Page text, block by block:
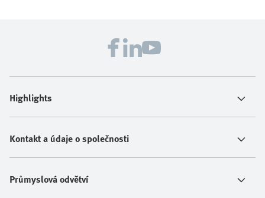
Highlights
Kontakt a údaje o společnosti
Průmyslová odvětví